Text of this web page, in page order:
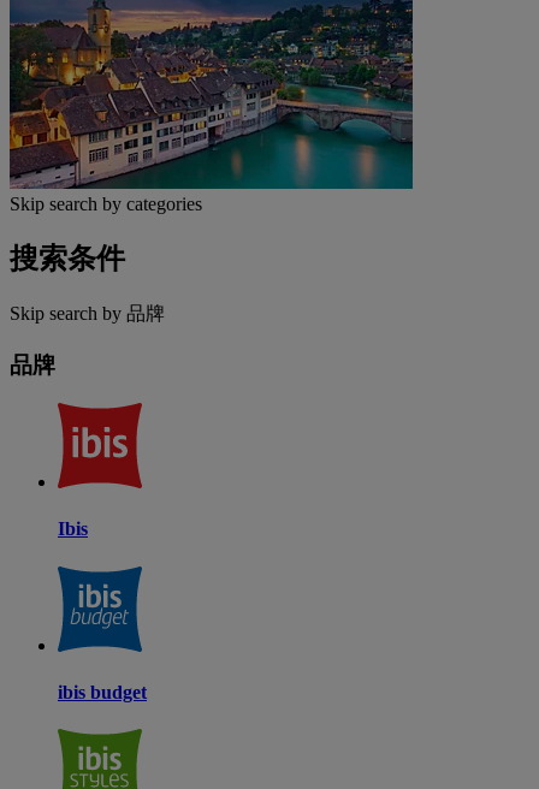
Skip search by categories
搜索条件
Skip search by 品牌
品牌
Ibis
ibis budget